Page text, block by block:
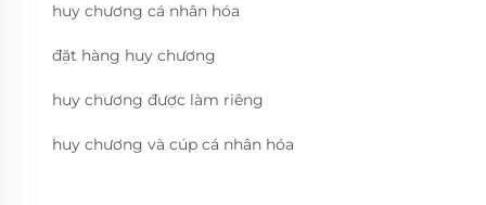
huy chương cá nhân hóa
đặt hàng huy chương
huy chương được làm riêng
huy chương và cúp cá nhân hóa